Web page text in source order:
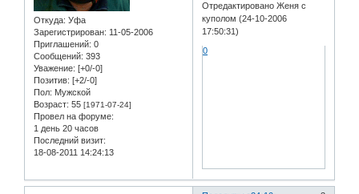
Откуда: Уфа
Зарегистрирован: 11-05-2006
Приглашений: 0
Сообщений: 393
Уважение: [+0/-0]
Позитив: [+2/-0]
Пол: Мужской
Возраст: 55 [1971-07-24]
Провел на форуме:
1 день 20 часов
Последний визит:
18-08-2011 14:24:13
Отредактировано Женя с
куполом (24-10-2006
17:50:31)
0